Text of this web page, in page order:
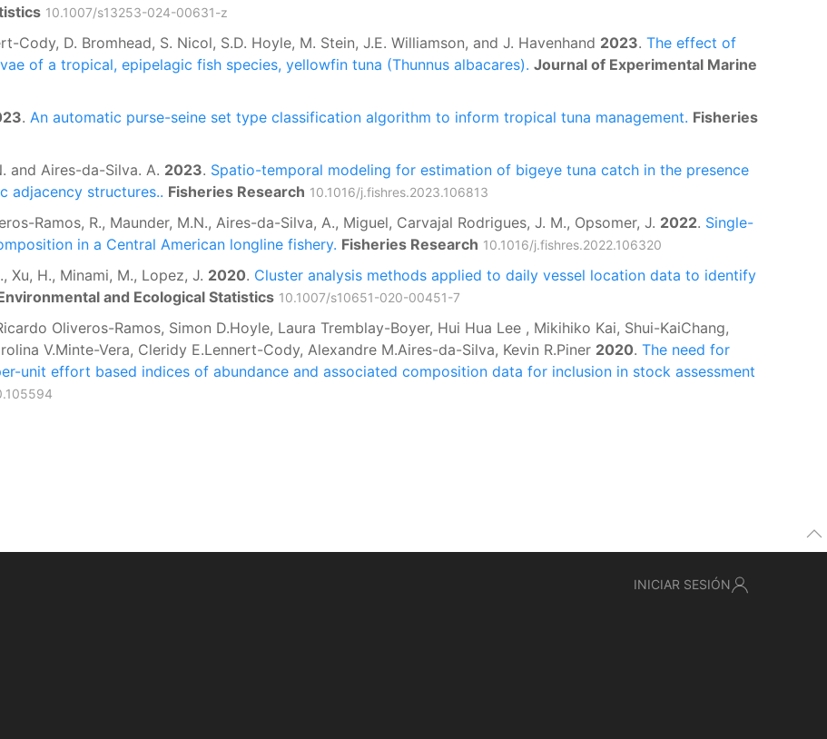
10.1007/s13253-024-00631-z
Cody, D. Bromhead, S. Nicol, S.D. Hoyle, M. Stein, J.E. Williamson, and J. Havenhand 2023. The effect of
of a tropical, epipelagic fish species, yellowfin tuna (Thunnus albacares). Journal of Experimental Marine
. An automatic purse-seine set type classification algorithm to inform tropical tuna management. Fisheries
and Aires-da-Silva. A. 2023. Spatio-temporal modeling for estimation of bigeye tuna catch in the presence
adjacency structures.. Fisheries Research 10.1016/j.fishres.2023.106813
Ramos, R., Maunder, M.N., Aires-da-Silva, A., Miguel, Carvajal Rodrigues, J. M., Opsomer, J. 2022. Single-
in a Central American longline fishery. Fisheries Research 10.1016/j.fishres.2022.106320
Xu, H., Minami, M., Lopez, J. 2020. Cluster analysis methods applied to daily vessel location data to identify
and Ecological Statistics 10.1007/s10651-020-00451-7
Oliveros-Ramos, Simon D.Hoyle, Laura Tremblay-Boyer, Hui Hua Lee , Mikihiko Kai, Shui-KaiChang,
V.Minte-Vera, Cleridy E.Lennert-Cody, Alexandre M.Aires-da-Silva, Kevin R.Piner 2020. The need for
unit effort based indices of abundance and associated composition data for inclusion in stock assessment
INICIAR SESIÓN